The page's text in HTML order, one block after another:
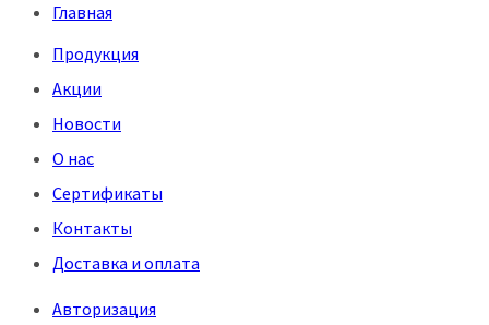
Главная
Продукция
Акции
Новости
О нас
Сертификаты
Контакты
Доставка и оплата
Авторизация